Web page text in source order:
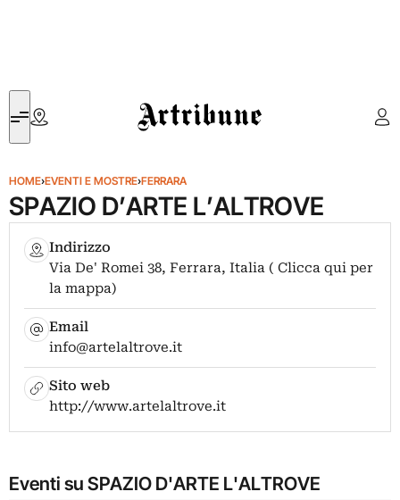
Artribune
HOME›EVENTI E MOSTRE›FERRARA
SPAZIO D’ARTE L’ALTROVE
Indirizzo
Via De' Romei 38, Ferrara, Italia ( Clicca qui per
la mappa)
Email
info@artelaltrove.it
Sito web
http://www.artelaltrove.it
Eventi su SPAZIO D'ARTE L'ALTROVE